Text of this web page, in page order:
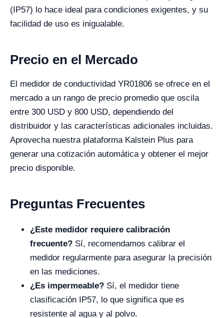
(IP57) lo hace ideal para condiciones exigentes, y su
facilidad de uso es inigualable.
Precio en el Mercado
El medidor de conductividad YR01806 se ofrece en el
mercado a un rango de precio promedio que oscila
entre 300 USD y 800 USD, dependiendo del
distribuidor y las características adicionales incluidas.
Aprovecha nuestra plataforma Kalstein Plus para
generar una cotización automática y obtener el mejor
precio disponible.
Preguntas Frecuentes
¿Este medidor requiere calibración
frecuente? Sí, recomendamos calibrar el
medidor regularmente para asegurar la precisión
en las mediciones.
¿Es impermeable? Sí, el medidor tiene
clasificación IP57, lo que significa que es
resistente al agua y al polvo.